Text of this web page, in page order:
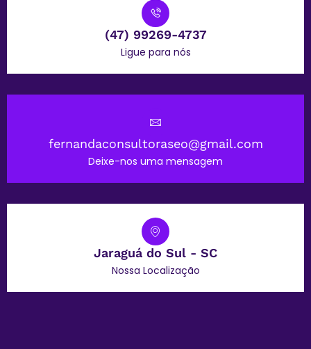
(47) 99269-4737
Ligue para nós
fernandaconsultoraseo@gmail.com
Deixe-nos uma mensagem
Jaraguá do Sul - SC
Nossa Localização